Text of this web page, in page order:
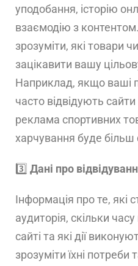
уподобання, історію
взаємодію з
зрозуміти, які товари
зацікавити вашу
Наприклад, якщо ваші
часто відвідують
реклама спортивних
харчування буде
3️⃣ Дані про
Інформація про те, які
аудиторія, скільки
сайті та які дії
зрозуміти їхні потреби